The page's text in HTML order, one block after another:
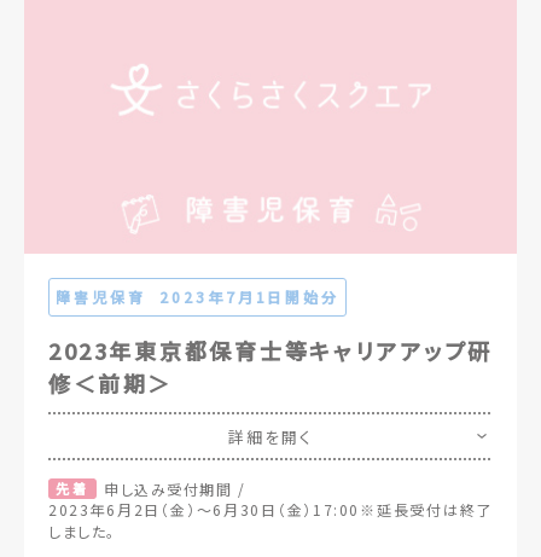
2023年東京都保育士等キャリアアップ研
修＜前期＞
障害児保育 2023年7月1日開始分
詳細を開く
先着
申し込み受付期間 /
2023年6月2日（金）～6月30日（金）17:00※延長受付は終了
しました。